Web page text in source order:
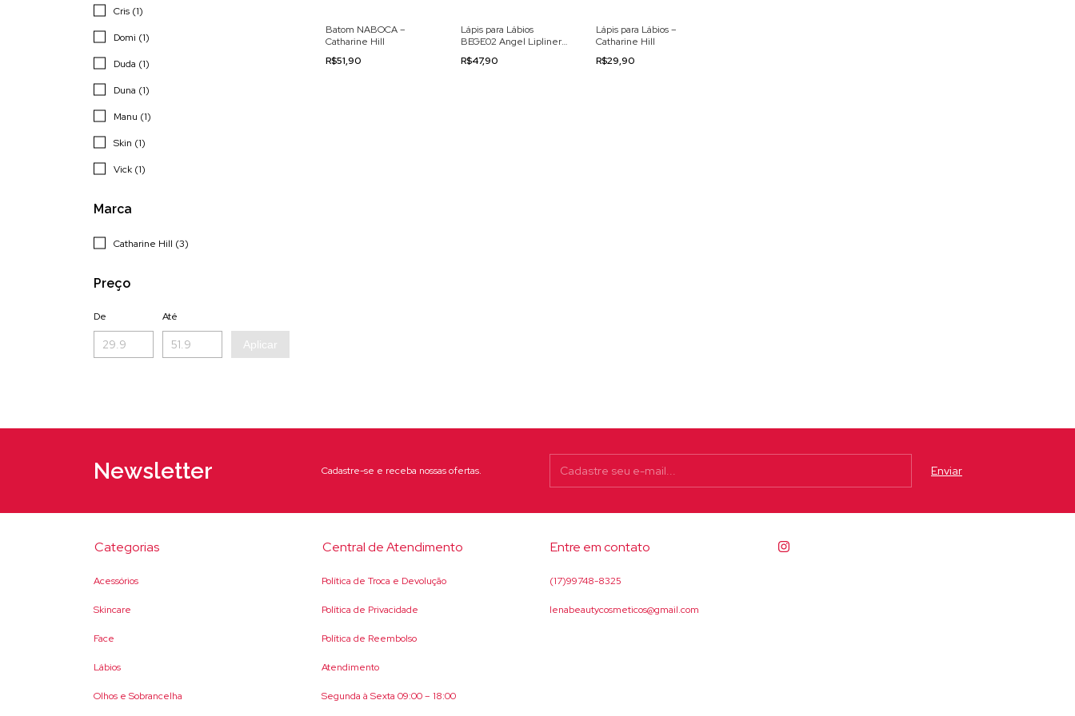
Cris (1)
Domi (1)
Duda (1)
Duna (1)
Manu (1)
Skin (1)
Vick (1)
Marca
Catharine Hill (3)
Preço
De Até
Aplicar
Batom NABOCA –
Catharine Hill
R$51,90
Lápis para Lábios
BEGE02 Angel Lipliner
Hill
R$47,90
Lápis para Lábios –
Catharine Hill
R$29,90
Newsletter Cadastre-se e receba nossas ofertas.
Categorias
Acessórios
Skincare
Face
Lábios
Olhos e Sobrancelha
Central de Atendimento
Política de Troca e Devolução
Política de Privacidade
Política de Reembolso
Atendimento
Segunda à Sexta 09:00 – 18:00
Entre em contato
(17)99748-8325
lenabeautycosmeticos@gmail.com